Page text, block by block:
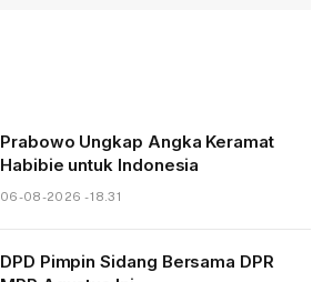
Prabowo Ungkap Angka Keramat
Habibie untuk Indonesia
06-08-2026 - 18.31
DPD Pimpin Sidang Bersama DPR